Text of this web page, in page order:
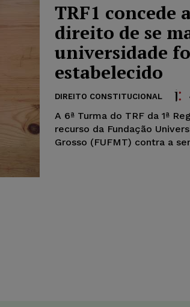
TRF1 concede
direito de se
universidade
estabelecido
DIREITO CONSTITUCIONAL
A 6ª Turma do TRF da 1ª
recurso da Fundação
Grosso (FUFMT) contra a